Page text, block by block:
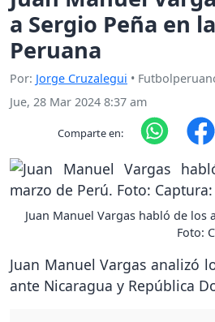
a Sergio Peña en
Peruana
Por: Jorge Cruzalegui •
Jue, 28 Mar 2024 8:37 am
Comparte en:
Juan Manuel Vargas habló de los
Foto:
Juan Manuel Vargas analizó
ante Nicaragua y República